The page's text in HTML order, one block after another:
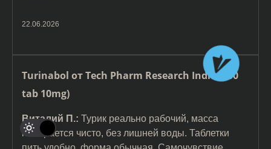
22.06.2026
Turinabol от Tech Pharm Research India (100
tab 10mg)
Виталий П.: Турик реально рабочий, масса
набирается чисто, без лишней воды. Таблетки